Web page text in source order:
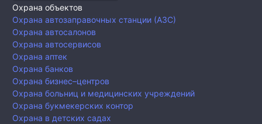
Охрана объектов
Охрана автозаправочных станции (АЗС)
Охрана автосалонов
Охрана автосервисов
Охрана аптек
Охрана банков
Охрана бизнес–центров
Охрана больниц и медицинских учреждений
Охрана букмекерских контор
Охрана в детских садах